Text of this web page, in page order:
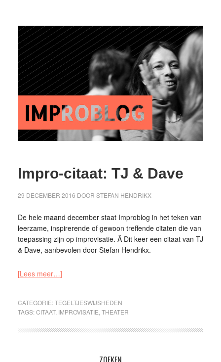
Impro-citaat: TJ & Dave
29 DECEMBER 2016 DOOR STEFAN HENDRIKX
De hele maand december staat Improblog in het teken van
leerzame, inspirerende of gewoon treffende citaten die van
toepassing zijn op improvisatie. Â Dit keer een citaat van TJ
& Dave, aanbevolen door Stefan Hendrikx.
[Lees meer…]
CATEGORIE:TEGELTJESWIJSHEDEN
TAGS:CITAAT, IMPROVISATIE THEATER